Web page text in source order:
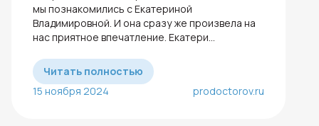
мы познакомились с Екатериной
Владимировной. И она сразу же произвела на
нас приятное впечатление. Екатери...
Читать полностью
15 ноября 2024
prodoctorov.ru